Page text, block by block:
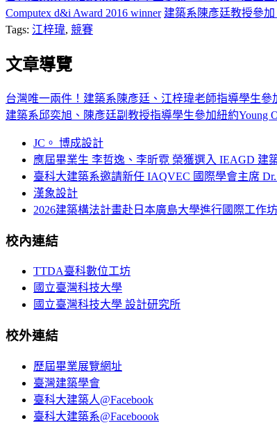
Computex d&i Award 2016 winner 建築系陳彥廷教授參加
Tags: 江梓瑋, 競賽
文章導覽
台灣唯一兩件！建築系陳彥廷、江梓瑋老師指導學生參
建築系邱奕旭、陳彥廷副教授指導學生參加紐約Young
JC。 博成設計
應屆畢業生 李哲逸、李昕霓 榮獲選入 IEAGD 建
臺科大建築系邀請新任 IAQVEC 國際學會主席
漢象設計
2026建築構法計畫赴日本廣島大學進行國際工作
校內連結
TTDA臺科數位工坊
國立臺灣科技大學
國立臺灣科技大學 設計研究所
校外連結
歷屆畢業展覽網址
臺灣建築學會
臺科大建築人@Facebook
臺科大建築系@Faceboook